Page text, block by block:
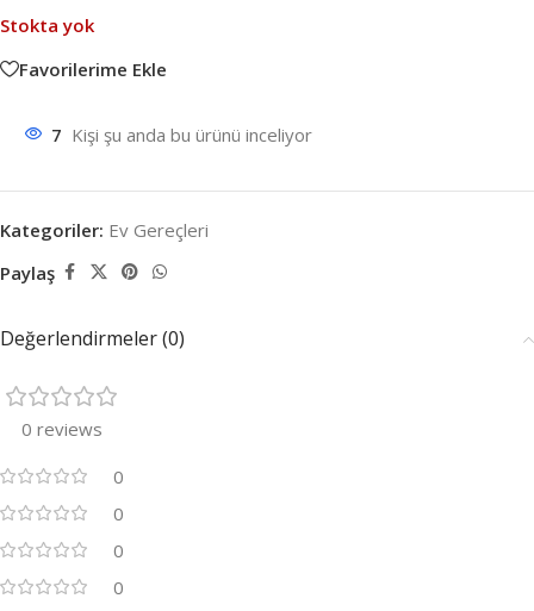
Stokta yok
Favorilerime Ekle
7 Kişi şu anda bu ürünü inceliyor
Kategoriler: Ev Gereçleri
Paylaş
Değerlendirmeler (0)
0 reviews
0
0
0
0